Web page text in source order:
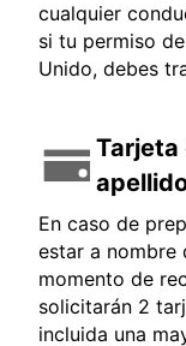
cualquier
si tu permiso
Unido, debes
Tarjeta
En caso de
estar a nombre
momento de
solicitarán 2
incluida una